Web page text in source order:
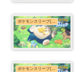
ポケモンスリープ(ポケスリ)まとめ